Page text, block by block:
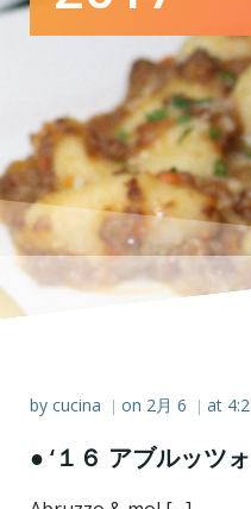
by cucina | on 2月 6 | at
● ‘１６ アブルッツ